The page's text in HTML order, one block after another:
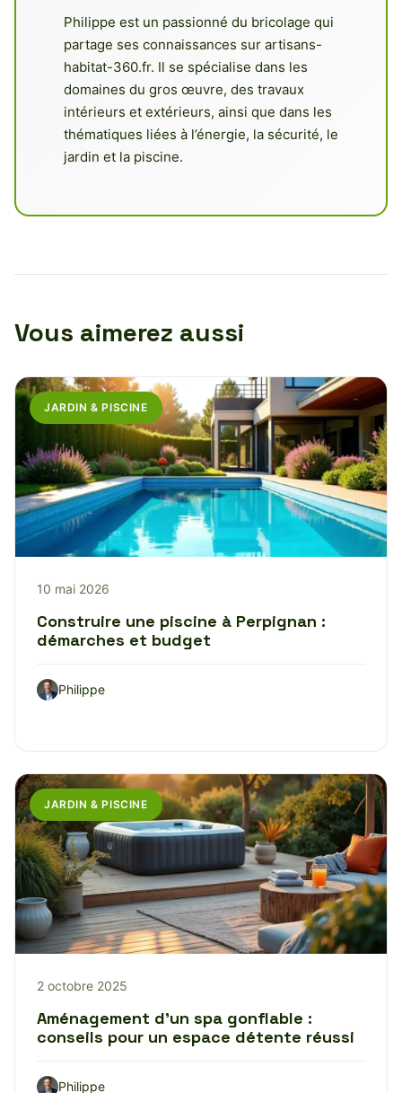
Philippe est un passionné du bricolage qui
partage ses connaissances sur artisans-
habitat-360.fr. Il se spécialise dans les
domaines du gros œuvre, des travaux
intérieurs et extérieurs, ainsi que dans les
thématiques liées à l’énergie, la sécurité, le
jardin et la piscine.
Vous aimerez aussi
JARDIN & PISCINE
10 mai 2026
Construire une piscine à Perpignan :
démarches et budget
Philippe
JARDIN & PISCINE
2 octobre 2025
Aménagement d’un spa gonflable :
conseils pour un espace détente réussi
Philippe